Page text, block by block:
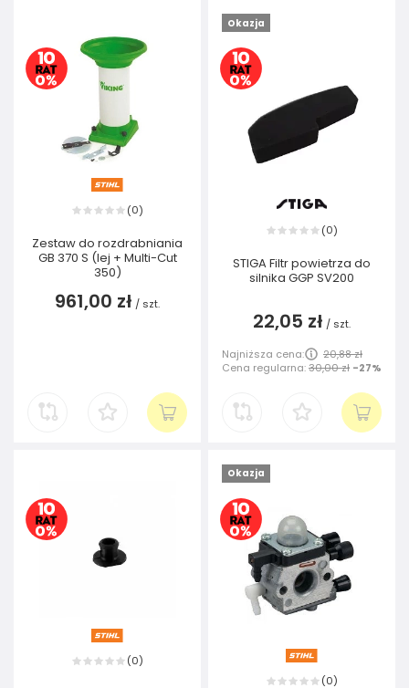
(0)
Zestaw do rozdrabniania
GB 370 S (lej + Multi-Cut
350)
961,00 zł / szt.
Okazja
(0)
STIGA Filtr powietrza do
silnika GGP SV200
22,05 zł / szt.
Najniższa cena:
20,88 zł
Cena regularna:30,00 zł -27%
(0)
Okazja
(0)